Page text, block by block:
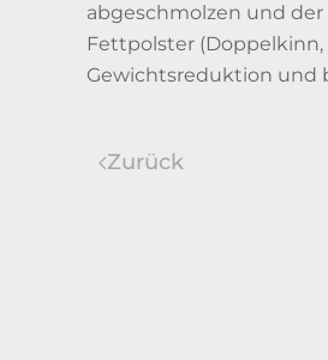
abgeschmolzen und
Fettpolster (Doppelkinn,
Gewichtsreduktion und
Zurück